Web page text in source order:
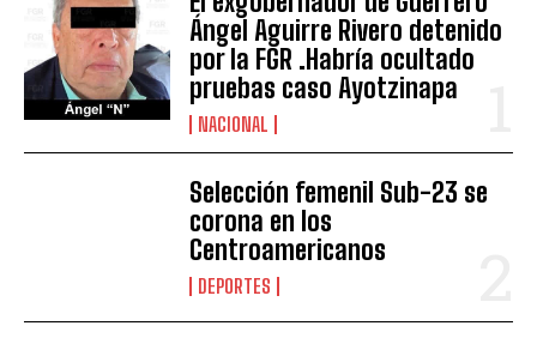
Ángel Aguirre Rivero detenido
por la FGR .Habría ocultado
pruebas caso Ayotzinapa
NACIONAL
Selección femenil Sub-23 se
corona en los
Centroamericanos
DEPORTES